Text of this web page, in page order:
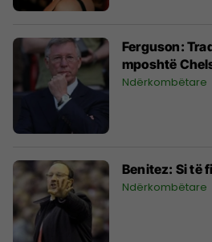
Ferguson:
mposhtë
Ndërkombëtare
Benitez: Si të
Ndërkombëtare